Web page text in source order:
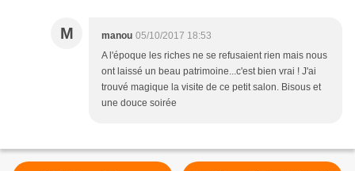
M manou 05/10/2017 18:53
A l'époque les riches ne se refusaient rien mais nous
ont laissé un beau patrimoine...c'est bien vrai ! J'ai
trouvé magique la visite de ce petit salon. Bisous et
une douce soirée